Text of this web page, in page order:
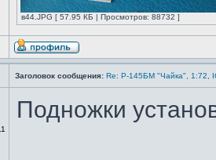
в44.JPG [ 57.95 КБ | Просмотров: 88732 ]
Заголовок сообщения: Re: Р-145БМ "Чайка", 1:72,
Подножки